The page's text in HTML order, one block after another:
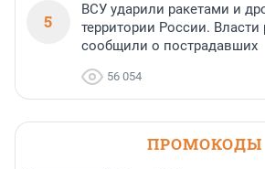
5
ВСУ ударили ракетами и
территории России. Власти
сообщили о пострадавших
56 054
ПРОМОКОДЫ